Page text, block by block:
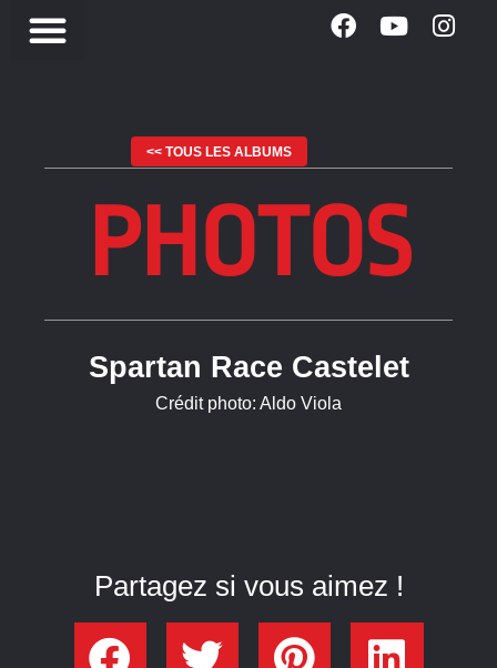
<< TOUS LES ALBUMS
PHOTOS
Spartan Race Castelet
Crédit photo: Aldo Viola
Partagez si vous aimez !